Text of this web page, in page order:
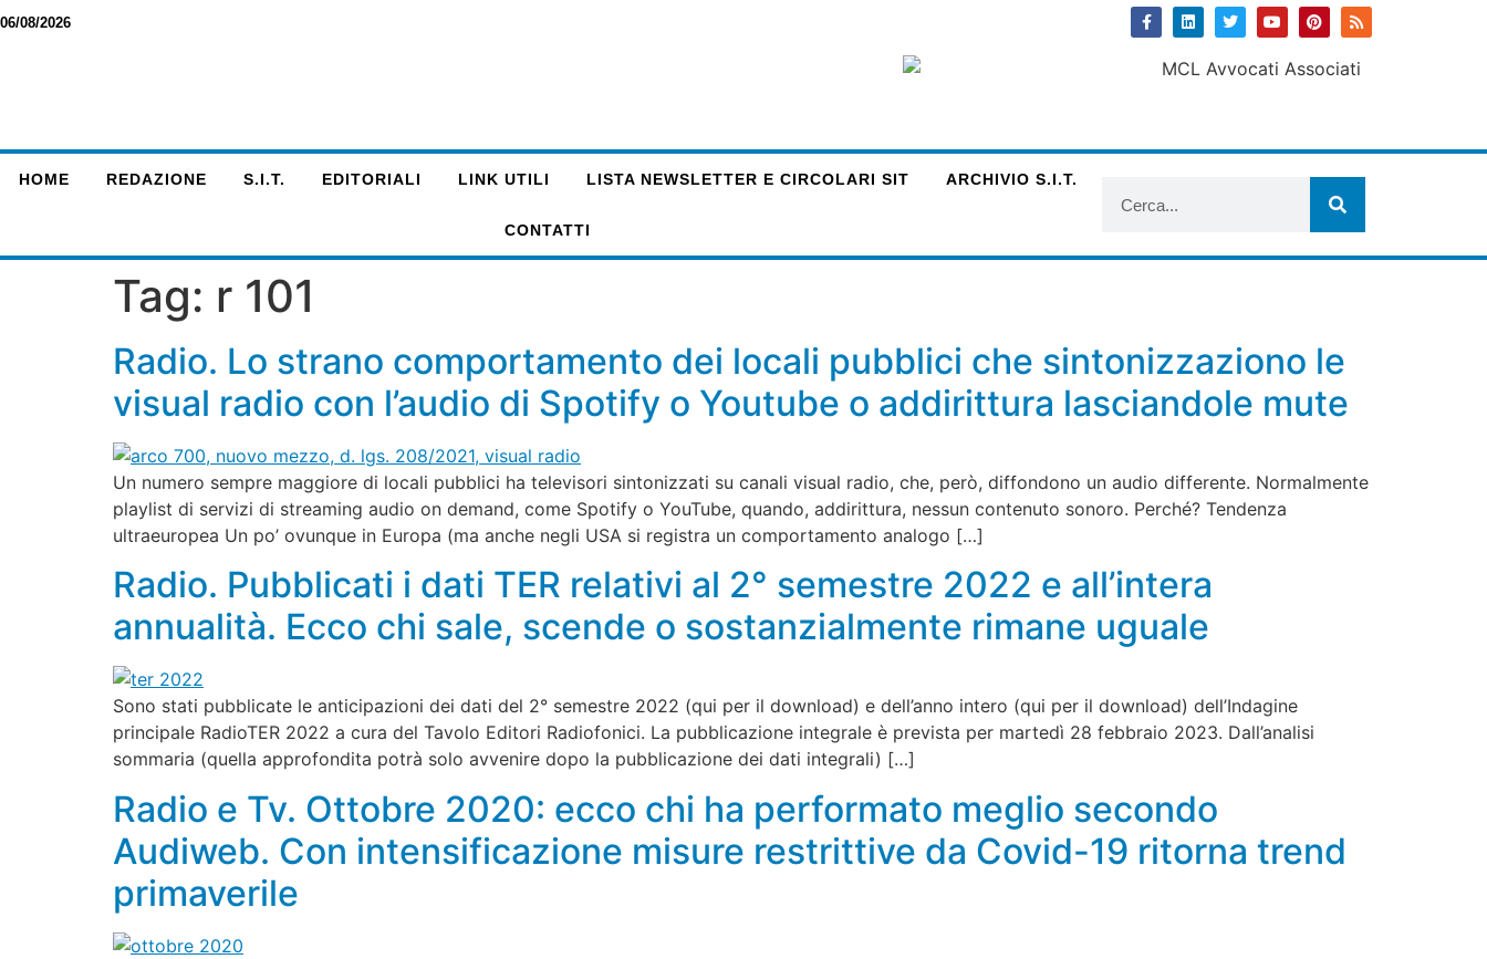
06/08/2026
HOME REDAZIONE S.I.T. EDITORIALI LINK UTILI LISTA NEWSLETTER E CIRCOLARI SIT ARCHIVIO S.I.T.
CONTATTI
Tag: r 101
Radio. Lo strano comportamento dei locali pubblici che sintonizzaziono le
visual radio con l’audio di Spotify o Youtube o addirittura lasciandole mute
Un numero sempre maggiore di locali pubblici ha televisori sintonizzati su canali visual radio, che, però, diffondono un audio differente. Normalmente
playlist di servizi di streaming audio on demand, come Spotify o YouTube, quando, addirittura, nessun contenuto sonoro. Perché? Tendenza
ultraeuropea Un po’ ovunque in Europa (ma anche negli USA si registra un comportamento analogo […]
Radio. Pubblicati i dati TER relativi al 2° semestre 2022 e all’intera
annualità. Ecco chi sale, scende o sostanzialmente rimane uguale
Sono stati pubblicate le anticipazioni dei dati del 2° semestre 2022 (qui per il download) e dell’anno intero (qui per il download) dell’Indagine
principale RadioTER 2022 a cura del Tavolo Editori Radiofonici. La pubblicazione integrale è prevista per martedì 28 febbraio 2023. Dall’analisi
sommaria (quella approfondita potrà solo avvenire dopo la pubblicazione dei dati integrali) […]
Radio e Tv. Ottobre 2020: ecco chi ha performato meglio secondo
Audiweb. Con intensificazione misure restrittive da Covid-19 ritorna trend
primaverile